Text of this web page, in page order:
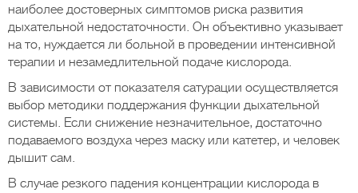
наиболее достоверных симптомов риска развития
дыхательной недостаточности. Он объективно указывает
на то, нуждается ли больной в проведении интенсивной
терапии и незамедлительной подаче кислорода.
В зависимости от показателя сатурации осуществляется
выбор методики поддержания функции дыхательной
системы. Если снижение незначительное, достаточно
подаваемого воздуха через маску или катетер, и человек
дышит сам.
В случае резкого падения концентрации кислорода в